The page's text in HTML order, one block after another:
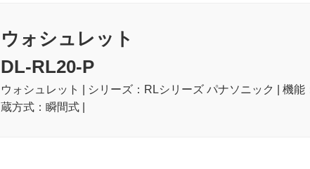
ウォシュレット
DL-RL20-P
ウォシュレット | シリーズ：RLシリーズ パナソニック | 機
蔵方式：瞬間式 |